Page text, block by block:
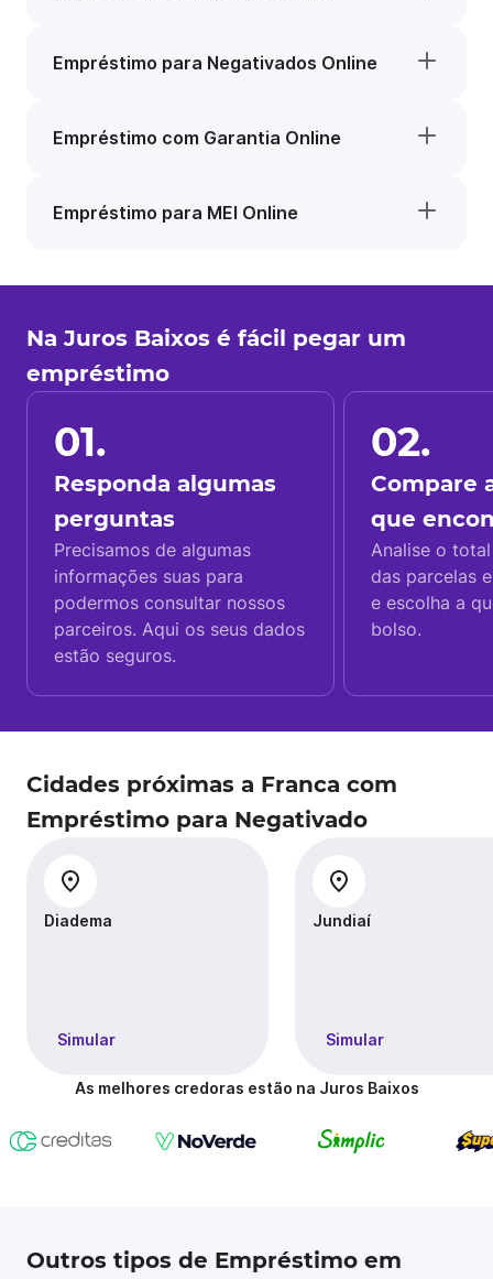
Empréstimo para Negativados Online
Empréstimo com Garantia Online
Empréstimo para MEI Online
Na Juros Baixos é fácil pegar um
empréstimo
01.
Responda algumas
perguntas
Precisamos de algumas
informações suas para
podermos consultar nossos
parceiros. Aqui os seus dados
estão seguros.
02.
Compare
que
Analise o
das parcelas
e escolha a
bolso.
Cidades próximas a Franca com
Empréstimo para Negativado
Diadema
Simular
Jundiaí
Simular
As melhores credoras estão na Juros Baixos
Outros tipos de Empréstimo em